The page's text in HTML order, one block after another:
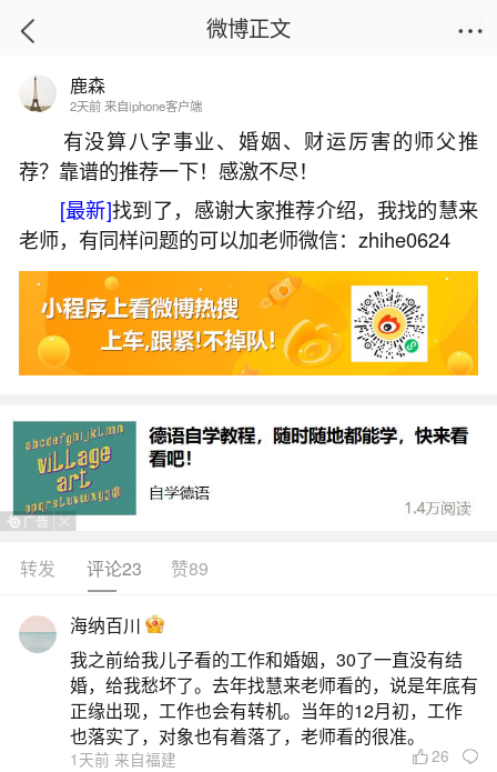
首页
看老黄历要对照生辰八字吗？
2026-07-07 16:01:28 15 9 赞
生活中像看老黄历要对照生辰八字吗？都是很
常见的问题，但是小问题不注意可能会引起大麻
烦，下面就这个问题给大家做一些解读：
1、结婚选日子怎么看老黄历
结婚选日子看老黄历可参考以下方法：以新娘
生辰八字为核心结婚吉日的选择需以新娘的农历出
生日期为主，优先以女方的生辰八字为基准。生辰
命理学中推算吉凶的核心依据。通过分析女方八字
中的五行属性（金、木、水、火、土）与日期的五
行关系，可筛选出与女方命理相合的吉日。此外，
需避开
微博正文
鹿森
2天前 来自iphone客户端
有没算八字事业、婚姻、财运厉害的师父推
荐？靠谱的推荐一下！感激不尽！
[最新]找到了，感谢大家推荐介绍，我找的慧来
老师，有同样问题的可以加老师微信：zhihe0624
转发 评论23 赞89
海纳百川
我之前给我儿子看的工作和婚姻，30了一直没有结
婚，给我愁坏了。去年找慧来老师看的，说是年底有
正缘出现，工作也会有转机。当年的12月初，工作
也落实了，对象也有着落了，老师看的很准。
1天前 来自福建 26